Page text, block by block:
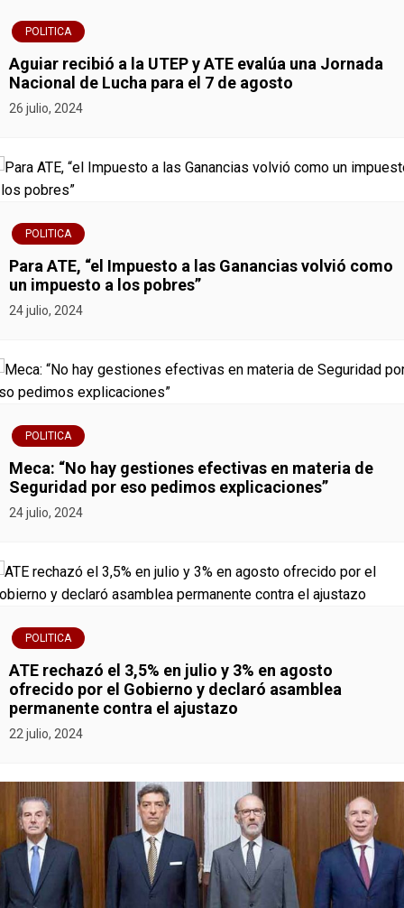
e
g
a
i
ó
n
d
e
n
t
r
a
d
a
s
POLITICA
Aguiar recibió a la UTEP y ATE evalúa una Jornada
Nacional de Lucha para el 7 de agosto
26 julio, 2024
POLITICA
Para ATE, “el Impuesto a las Ganancias volvió como
un impuesto a los pobres”
24 julio, 2024
POLITICA
Meca: “No hay gestiones efectivas en materia de
Seguridad por eso pedimos explicaciones”
24 julio, 2024
POLITICA
ATE rechazó el 3,5% en julio y 3% en agosto
ofrecido por el Gobierno y declaró asamblea
permanente contra el ajustazo
22 julio, 2024